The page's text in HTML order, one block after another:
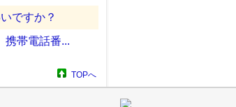
ですか？
携帯電話番...
TOPへ